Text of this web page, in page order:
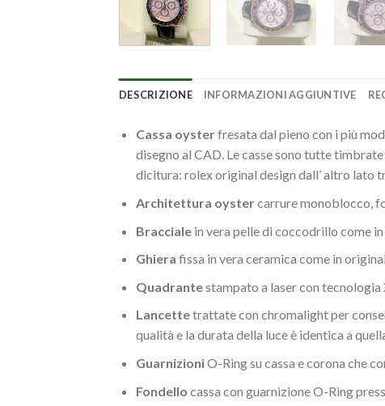
DESCRIZIONE INFORMAZIONI AGGIUNTIVE
Cassa oysterfresata dal pieno con i più
disegno al CAD. Le casse sono tutte
dicitura: rolex original design dall’ altro lato
Architettura oystercarrure monoblocco,
Braccialein vera pelle di coccodrillo come
Ghiera fissa in vera ceramica come in
Quadrantestampato a laser con tecnologia
Lancettetrattate con chromalight per
qualità e la durata della luce è identica a
GuarnizioniO-Ring su cassa e corona che
Fondello cassa con guarnizione O-Ring